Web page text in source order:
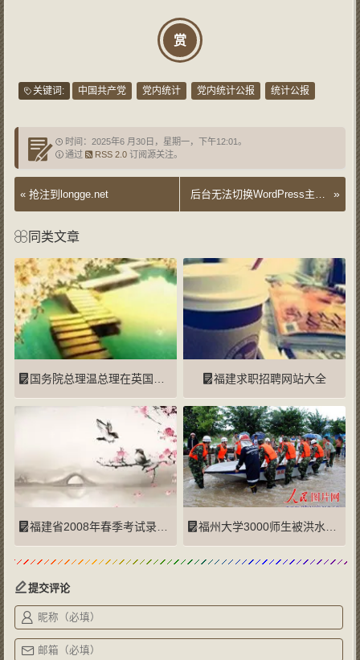
赏
关键词: 中国共产党 党内统计 党内统计公报 统计公报
时间：2025年6 月30日，星期一，下午12:01。
通过
RSS 2.0订阅源关注。
« 抢注到longge.net »
提交评论
同类文章
国务院总理温总理在英国剑桥大学发表演讲 福建求职招聘网站大全
福建省2008年春季考试录用公务员公告 福州大学3000师生被洪水围困 消防官兵急救